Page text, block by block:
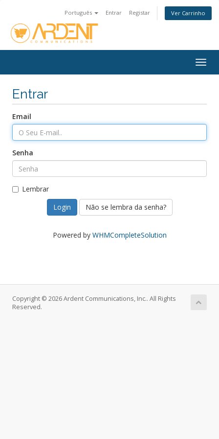
Português Entrar Registar Ver Carrinho
Entrar
Email
Senha
Lembrar
Não se lembra da senha?
Powered by WHMCompleteSolution
Copyright © 2026 Ardent Communications, Inc.. All Rights
Reserved.